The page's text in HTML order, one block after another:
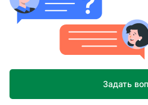
Задать